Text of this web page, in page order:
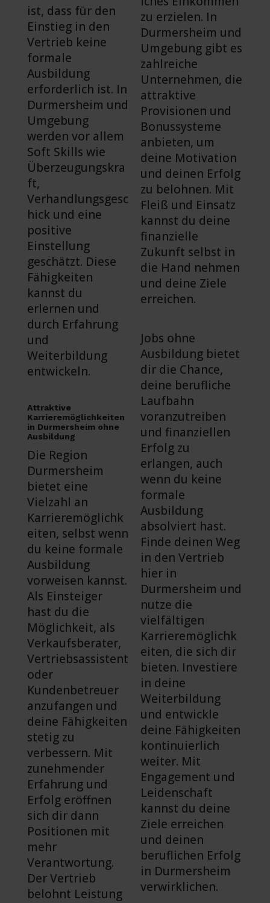
ist, dass für den
Einstieg in den
Vertrieb keine
formale
Ausbildung
erforderlich ist. In
Durmersheim und
Umgebung
werden vor allem
Soft Skills wie
Überzeugungskra
ft,
Verhandlungsgesc
hick und eine
positive
Einstellung
geschätzt. Diese
Fähigkeiten
kannst du
erlernen und
durch Erfahrung
und
Weiterbildung
entwickeln.
Attraktive
Karrieremöglichkeiten
in Durmersheim ohne
Ausbildung
Die Region
Durmersheim
bietet eine
Vielzahl an
Karrieremöglichk
eiten, selbst wenn
du keine formale
Ausbildung
vorweisen kannst.
Als Einsteiger
hast du die
Möglichkeit, als
Verkaufsberater,
Vertriebsassistent
oder
Kundenbetreuer
anzufangen und
deine Fähigkeiten
stetig zu
verbessern. Mit
zunehmender
Erfahrung und
Erfolg eröffnen
sich dir dann
Positionen mit
mehr
Verantwortung.
Der Vertrieb
belohnt Leistung
zu erzielen. In
Durmersheim und
Umgebung gibt es
zahlreiche
Unternehmen, die
attraktive
Provisionen und
Bonussysteme
anbieten, um
deine Motivation
und deinen Erfolg
zu belohnen. Mit
Fleiß und Einsatz
kannst du deine
finanzielle
Zukunft selbst in
die Hand nehmen
und deine Ziele
erreichen.
Jobs ohne
Ausbildung bietet
dir die Chance,
deine berufliche
Laufbahn
voranzutreiben
und finanziellen
Erfolg zu
erlangen, auch
wenn du keine
formale
Ausbildung
absolviert hast.
Finde deinen Weg
in den Vertrieb
hier in
Durmersheim und
nutze die
vielfältigen
Karrieremöglichk
eiten, die sich dir
bieten. Investiere
in deine
Weiterbildung
und entwickle
deine Fähigkeiten
kontinuierlich
weiter. Mit
Engagement und
Leidenschaft
kannst du deine
Ziele erreichen
und deinen
beruflichen Erfolg
in Durmersheim
verwirklichen.